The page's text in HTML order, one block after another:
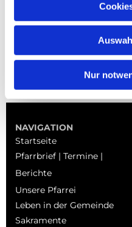
Nur
NAVIGATION
Startseite
Pfarrbrief | Termine |
Berichte
Unsere Pfarrei
Leben in der Gemeinde
Sakramente